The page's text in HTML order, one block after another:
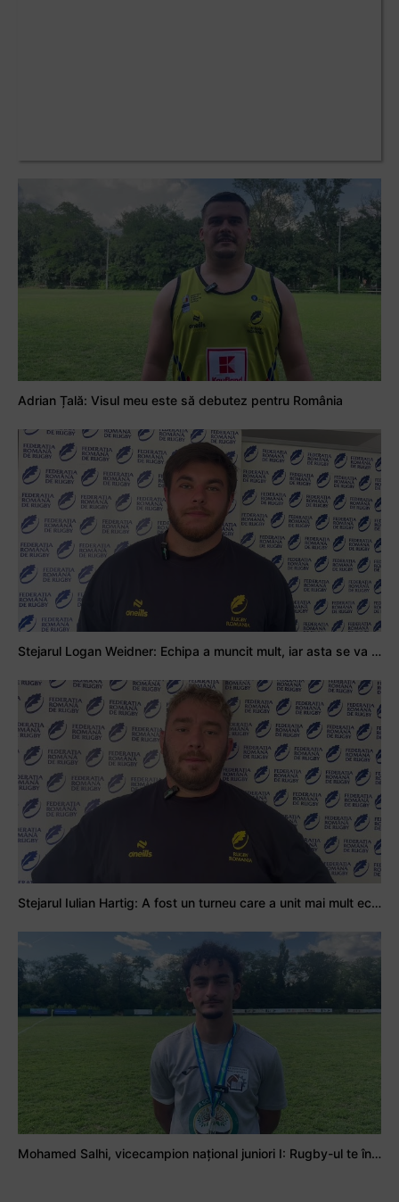
Adrian Țală: Visul meu este să debutez pentru România
Stejarul Logan Weidner: Echipa a muncit mult, iar asta se va vedea în meciurile de la Nations Cup
Stejarul Iulian Hartig: A fost un turneu care a unit mai mult echipa
Mohamed Salhi, vicecampion național juniori I: Rugby-ul te învață să accepți și înfrângerile